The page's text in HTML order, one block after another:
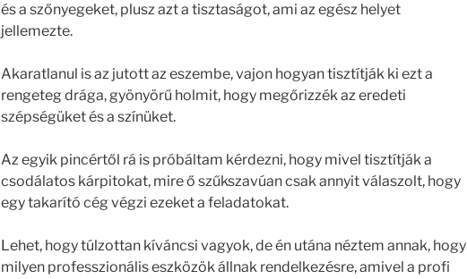
és a szőnyegeket, plusz azt a tisztaságot, ami az egész helyet
jellemezte.
Akaratlanul is az jutott az eszembe, vajon hogyan tisztítják ki ezt a
rengeteg drága, gyönyörű holmit, hogy megőrizzék az eredeti
szépségüket és a színüket.
Az egyik pincértől rá is próbáltam kérdezni, hogy mivel tisztítják a
csodálatos kárpitokat, mire ő szűkszavúan csak annyit válaszolt, hogy
egy takarító cég végzi ezeket a feladatokat.
Lehet, hogy túlzottan kíváncsi vagyok, de én utána néztem annak, hogy
milyen professzionális eszközök állnak rendelkezésre, amivel a profi